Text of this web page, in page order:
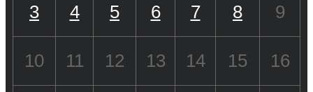
3 4 5 6 7 8 9
10 11 12 13 14 15 16